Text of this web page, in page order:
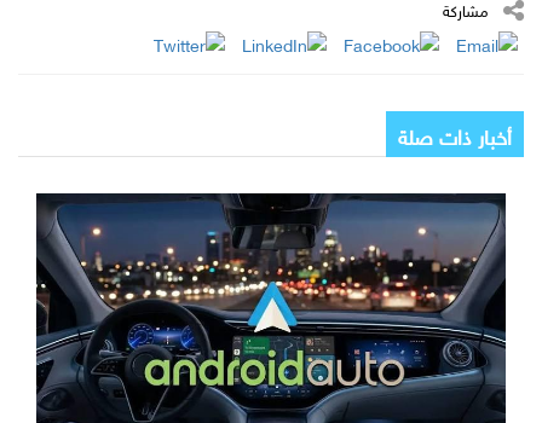
مشاركة
أخبار ذات صلة